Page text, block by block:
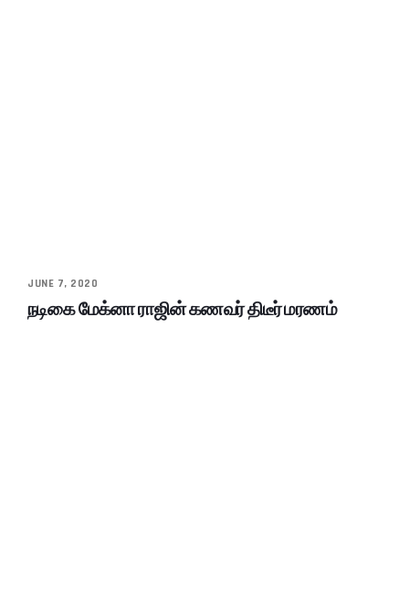
JUNE 7, 2020
நடிகை மேக்னா ராஜின் கணவர் திடீர் மரணம்